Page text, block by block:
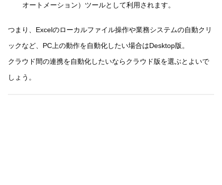
オートメーション）ツールとして利用されます。
つまり、Excelのローカルファイル操作や業務システムの自動クリ
ックなど、PC上の動作を自動化したい場合はDesktop版。
クラウド間の連携を自動化したいならクラウド版を選ぶとよいで
しょう。